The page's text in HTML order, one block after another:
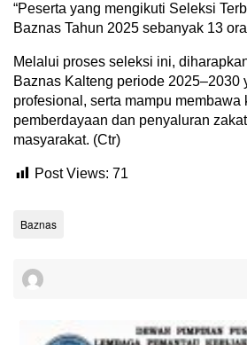
“Peserta yang mengikuti Seleksi
Baznas Tahun 2025 sebanyak 13
Melalui proses seleksi ini,
Baznas Kalteng periode 2025–2030
profesional, serta mampu membawa
pemberdayaan dan penyaluran
masyarakat. (Ctr)
Post Views: 71
Baznas